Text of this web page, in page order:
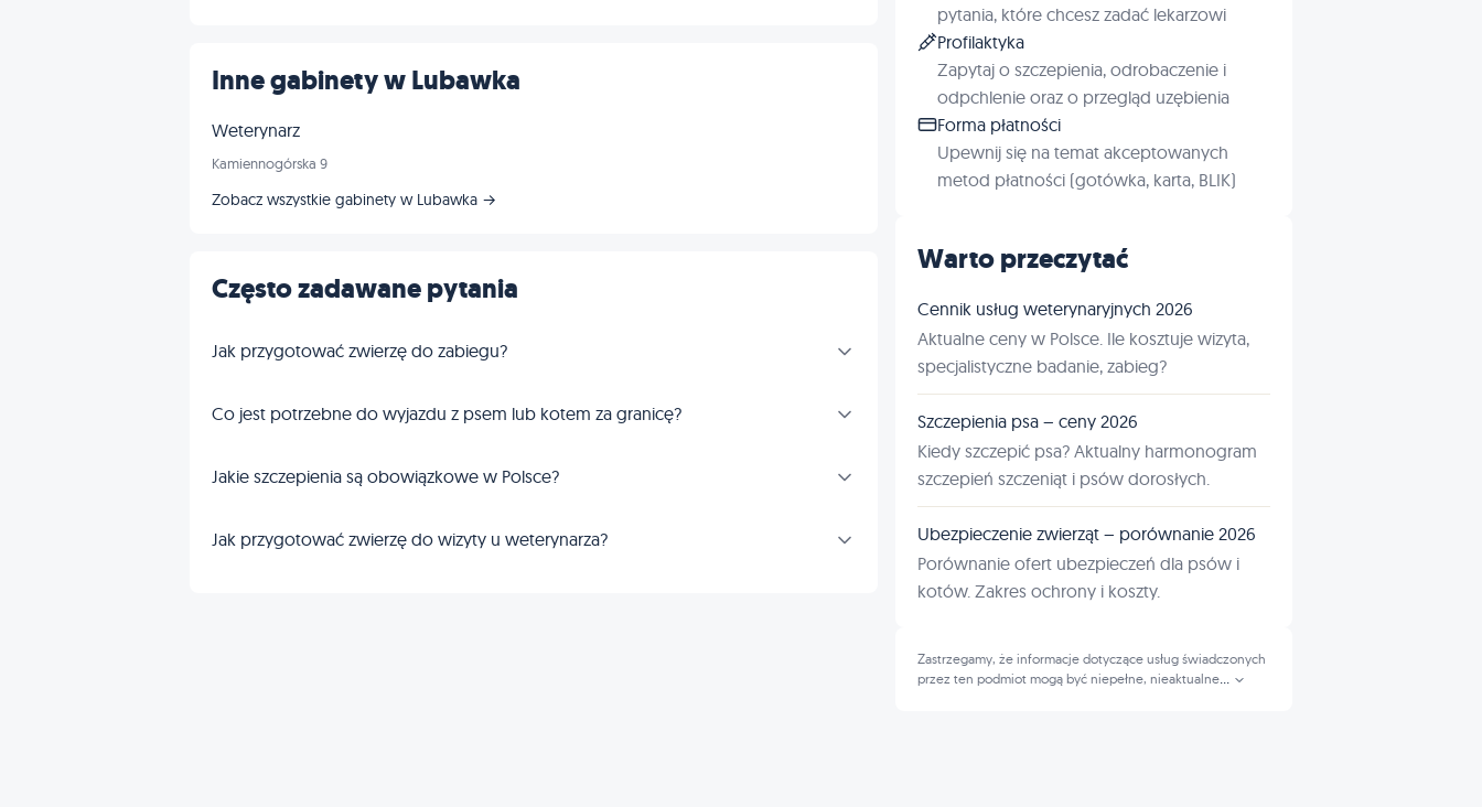
Inne gabinety w Lubawka
Weterynarz
Kamiennogórska 9
Zobacz wszystkie gabinety w Lubawka →
Często zadawane pytania
Jak przygotować zwierzę do zabiegu?
Co jest potrzebne do wyjazdu z psem lub kotem za granicę?
Jakie szczepienia są obowiązkowe w Polsce?
Jak przygotować zwierzę do wizyty u weterynarza?
pytania, które chcesz zadać lekarzowi
Profilaktyka
Zapytaj o szczepienia, odrobaczenie i
odpchlenie oraz o przegląd uzębienia
Forma płatności
Upewnij się na temat akceptowanych
metod płatności (gotówka, karta, BLIK)
Warto przeczytać
Cennik usług weterynaryjnych 2026
Aktualne ceny w Polsce. Ile kosztuje wizyta,
specjalistyczne badanie, zabieg?
Szczepienia psa – ceny 2026
Kiedy szczepić psa? Aktualny harmonogram
szczepień szczeniąt i psów dorosłych.
Ubezpieczenie zwierząt – porównanie 2026
Porównanie ofert ubezpieczeń dla psów i
kotów. Zakres ochrony i koszty.
Zastrzegamy, że informacje dotyczące usług świadczonych
przez ten podmiot mogą być niepełne, nieaktualne...